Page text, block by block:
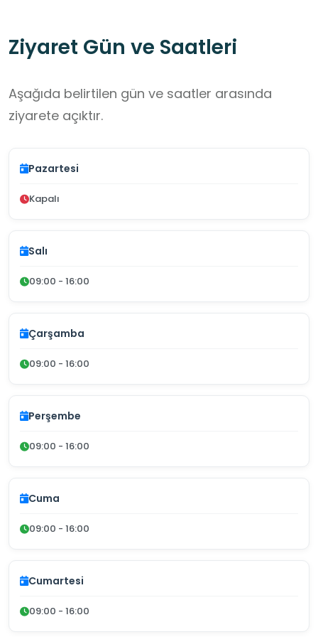
Ziyaret Gün ve Saatleri
Aşağıda belirtilen gün ve saatler arasında
ziyarete açıktır.
Pazartesi
Kapalı
Salı
09:00 - 16:00
Çarşamba
09:00 - 16:00
Perşembe
09:00 - 16:00
Cuma
09:00 - 16:00
Cumartesi
09:00 - 16:00